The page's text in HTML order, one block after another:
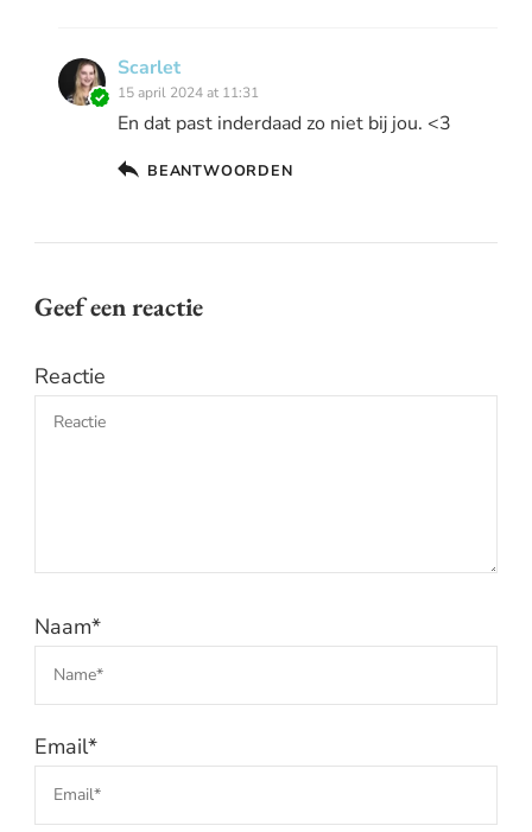
Scarlet
15 april 2024 at 11:31
En dat past inderdaad zo niet bij jou. <3
BEANTWOORDEN
Geef een reactie
Reactie
Naam*
Email*